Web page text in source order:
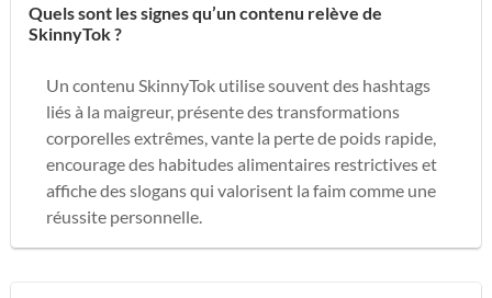
Quels sont les signes qu’un contenu relève de
SkinnyTok ?
Un contenu SkinnyTok utilise souvent des hashtags
liés à la maigreur, présente des transformations
corporelles extrêmes, vante la perte de poids rapide,
encourage des habitudes alimentaires restrictives et
affiche des slogans qui valorisent la faim comme une
réussite personnelle.